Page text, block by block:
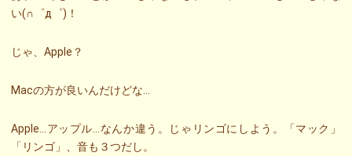
い(∩゜д゜)！
じゃ、Apple？
Macの方が良いんだけどな…
Apple…アップル…なんか違う。じゃリンゴにしよう。「マック」
「リンゴ」、音も３つだし。